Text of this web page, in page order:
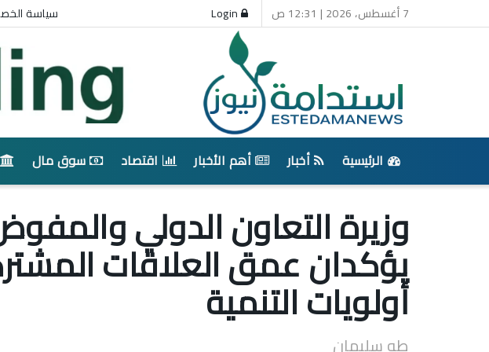
7 أغسطس، 2026 | 12:31 ص سياسة
الرئيسية أخبار أهم الأخبار اقتصاد سوق مال
وزيرة التعاون الدولي
يؤكدان عمق العلاقات
أولويات التنمية
طه سليمان